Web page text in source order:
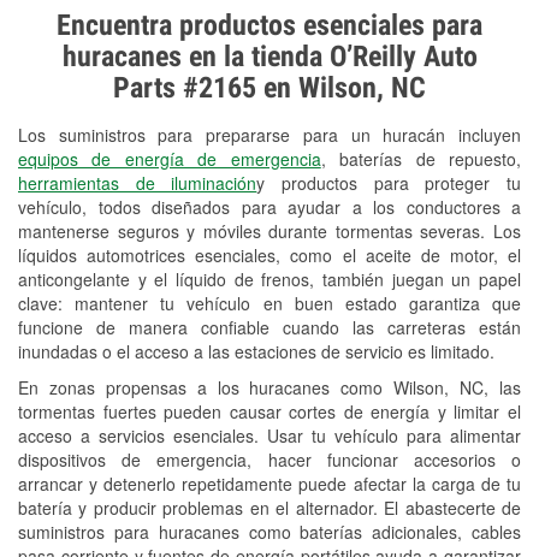
Encuentra productos esenciales para
huracanes en la tienda O’Reilly Auto
Parts #2165 en Wilson, NC
Los suministros para prepararse para un huracán incluyen
equipos de energía de emergencia, baterías de repuesto,
herramientas de iluminacióny productos para proteger tu
vehículo, todos diseñados para ayudar a los conductores a
mantenerse seguros y móviles durante tormentas severas. Los
líquidos automotrices esenciales, como el aceite de motor, el
anticongelante y el líquido de frenos, también juegan un papel
clave: mantener tu vehículo en buen estado garantiza que
funcione de manera confiable cuando las carreteras están
inundadas o el acceso a las estaciones de servicio es limitado.
En zonas propensas a los huracanes como Wilson, NC, las
tormentas fuertes pueden causar cortes de energía y limitar el
acceso a servicios esenciales. Usar tu vehículo para alimentar
dispositivos de emergencia, hacer funcionar accesorios o
arrancar y detenerlo repetidamente puede afectar la carga de tu
batería y producir problemas en el alternador. El abastecerte de
suministros para huracanes como baterías adicionales, cables
Prueba de alternadores y
arrancadores
Revisión de la luz "Check Engine"
Reciclaje de baterías y aceite
Instalación de bombillas de faros
Instalación de limpiaparabrisas
Programa de Préstamo de
Herramientas
Rectificación de tambores y discos de
freno
Hurricane Supplies
Conoce más